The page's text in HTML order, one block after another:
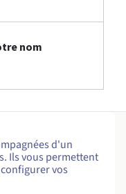
nom
d'un
Ils vous permettent
vos